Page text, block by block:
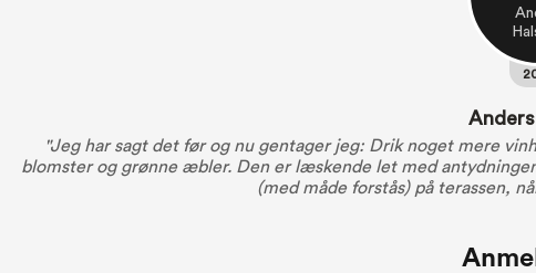
"Jeg har sagt det før og nu gentager jeg: Drik noget mere
blomster og grønne æbler. Den er læskende let med
(med måde forstås) på terassen,